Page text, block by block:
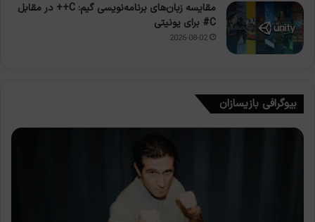
مقایسه زبان‌های برنامه‌نویسی گیم: C++ در مقابل
C# برای یونیتی
2026-08-02
بیوگرافی بازیسازان